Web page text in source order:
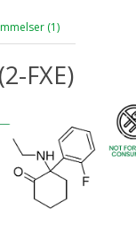
(1)
FXE)